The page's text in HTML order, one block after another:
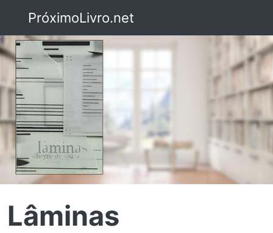
PróximoLivro.net
Lâminas